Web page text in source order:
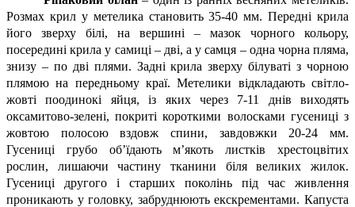
Розмах крил у метелика становить 35-40 мм. Передні крила
його зверху білі, на вершині – мазок чорного кольору,
посередині крила у самиці – дві, а у самця – одна чорна пляма,
знизу – по дві плями. Задні крила зверху білуваті з чорною
плямою на передньому краї. Метелики відкладають світло-
жовті поодинокі яйця, із яких через 7-11 днів виходять
оксамитово-зелені, покриті короткими волосками гусениці з
жовтою полосою вздовж спини, завдовжки 20-24 мм.
Гусениці грубо об’їдають м’якоть листків хрестоцвітих
рослин, лишаючи частину тканини біля великих жилок.
Гусениці другого і старших поколінь під час живлення
проникають у головку, забруднюють екскрементами. Капуста